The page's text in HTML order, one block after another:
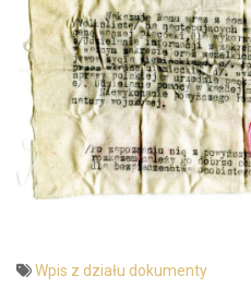
Wpis z działu dokumenty